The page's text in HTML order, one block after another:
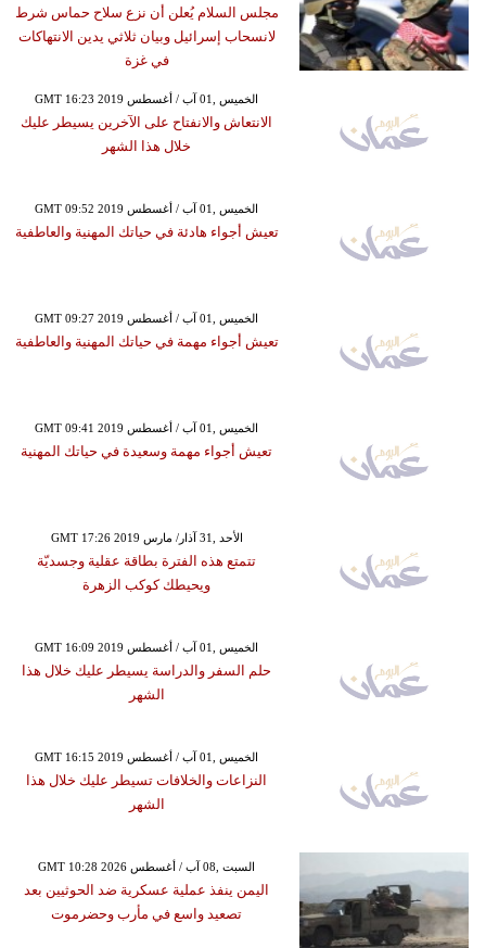
مجلس السلام يُعلن أن نزع سلاح حماس شرط
لانسحاب إسرائيل وبيان ثلاثي يدين الانتهاكات
في غزة
GMT 16:23 2019 الخميس ,01 آب / أغسطس
الانتعاش والانفتاح على الآخرين يسيطر عليك
خلال هذا الشهر
GMT 09:52 2019 الخميس ,01 آب / أغسطس
تعيش أجواء هادئة في حياتك المهنية والعاطفية
GMT 09:27 2019 الخميس ,01 آب / أغسطس
تعيش أجواء مهمة في حياتك المهنية والعاطفية
GMT 09:41 2019 الخميس ,01 آب / أغسطس
تعيش أجواء مهمة وسعيدة في حياتك المهنية
GMT 17:26 2019 الأحد ,31 آذار/ مارس
تتمتع هذه الفترة بطاقة عقلية وجسديّة
ويحيطك كوكب الزهرة
GMT 16:09 2019 الخميس ,01 آب / أغسطس
حلم السفر والدراسة يسيطر عليك خلال هذا
الشهر
GMT 16:15 2019 الخميس ,01 آب / أغسطس
النزاعات والخلافات تسيطر عليك خلال هذا
الشهر
GMT 10:28 2026 السبت ,08 آب / أغسطس
اليمن ينفذ عملية عسكرية ضد الحوثيين بعد
تصعيد واسع في مأرب وحضرموت